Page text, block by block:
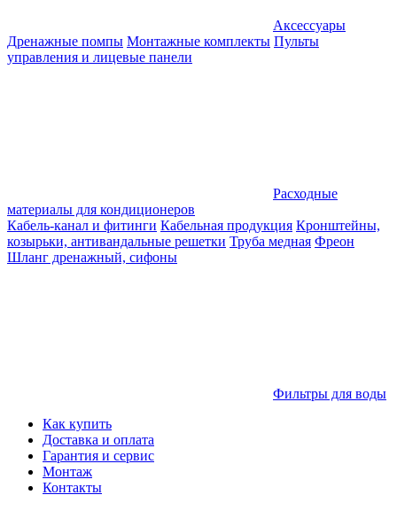
Аксессуары
Дренажные помпы Монтажные комплекты Пульты
управления и лицевые панели
Расходные
материалы для кондиционеров
Кабель-канал и фитинги Кабельная продукция Кронштейны,
козырьки, антивандальные решетки Труба медная Фреон
Шланг дренажный, сифоны
Фильтры для воды
Как купить
Доставка и оплата
Гарантия и сервис
Монтаж
Контакты